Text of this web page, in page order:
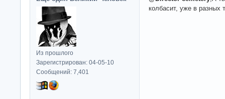
Из прошлого
Зарегистрирован: 04-05-10
Сообщений: 7,401
колбасит, уже в разных